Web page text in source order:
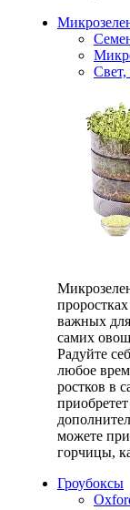
Свет,
важных
самих
Радуйте
любое
ростков в
можете
горчицы,
Гроубоксы